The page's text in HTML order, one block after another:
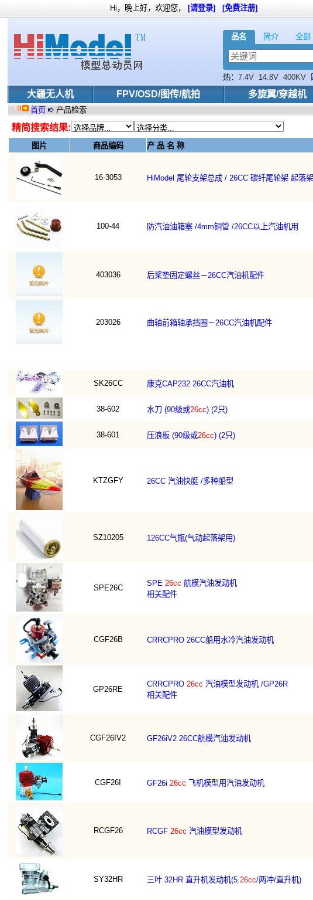
品名 简介 全部
热： 7.4V 14.8V 400KV
6S
大疆无人机 FPV/OSD/图传/航拍 多旋翼/穿越机
Hi，晚上好，欢迎您， [请登录] [免费注册]
首页 产品检索
精简搜索结果:
图片 商品编码 产 品 名 称
16-3053 HiModel 尾轮支架总成 / 26CC 碳纤尾轮架 起落架
100-44 防汽油油箱塞 /4mm铜管 /26CC以上汽油机用
403036 后桨垫固定螺丝－26CC汽油机配件
203026 曲轴前箱轴承挡圈－26CC汽油机配件
SK26CC 康克CAP232 26CC汽油机
38-602 水刀 (90级或26cc) (2只)
38-601 压浪板 (90级或26cc) (2只)
KTZGFY 26CC 汽油快艇 /多种船型
SZ10205 126CC气瓶(气动起落架用)
SPE26C
SPE 26cc 航模汽油发动机
相关配件
CGF26B CRRCPRO 26CC船用水冷汽油发动机
GP26RE
CRRCPRO 26cc 汽油模型发动机 /GP26R
相关配件
CGF26IV2 GF26iV2 26CC航模汽油发动机
CGF26I GF26i 26cc 飞机模型用汽油发动机
RCGF26 RCGF 26cc 汽油模型发动机
SY32HR 三叶 32HR 直升机发动机(5.26cc/两冲/直升机)